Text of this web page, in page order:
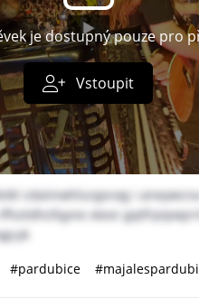
je dostupný pouze pro
Vstoupit
cdaiinwhlurgvceg i
xteor
#pardubice